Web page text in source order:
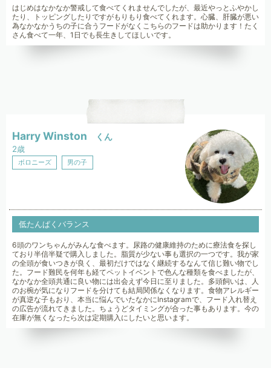
はじめはなかなか警戒して食べてくれませんでしたが、最近やっとふやかし
たり、トッピングしたりですがもりもり食べてくれます。心臓、肝臓が悪い
為なかなかうちの子に合うフードがなくこちらのフードは助かります！たく
さん食べて一年、1日でも長生きしてほしいです。
Harry Winston くん
2歳
ボロニーズ 男の子
低たんぱくバランス
6頭のワンちゃんがみんな食べます。尿路の健康維持のために療法食を探し
ており半信半疑で購入しました。脂質が少ない事も選択の一つです。我が家
の全頭が食いつきが良く、最初だけではなく継続するなんて信じ難い物でし
た。フード難民を何年も経てペットイベントで色んな種類を食べましたが、
なかなか全頭共通に良い物には出会えず今日に至りました。多頭飼いは、人
のお椀が気になりフードを分けても結局関係なくなります。食物アレルギー
が真逆な子もおり、本当に悩んでいたなかにInstagramで、フード入れ替え
の広告が流れてきました。ちょうどタイミングが合った事もあります。今の
在庫が無くなったら次は定期購入にしたいと思います。